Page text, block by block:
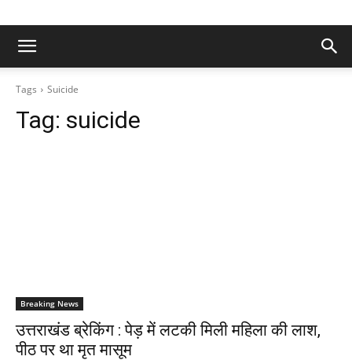
Tags Suicide
Tag: suicide
Breaking News
उत्तराखंड ब्रेकिंग : पेड़ में लटकी मिली महिला की लाश,
पीठ पर था मृत मासूम